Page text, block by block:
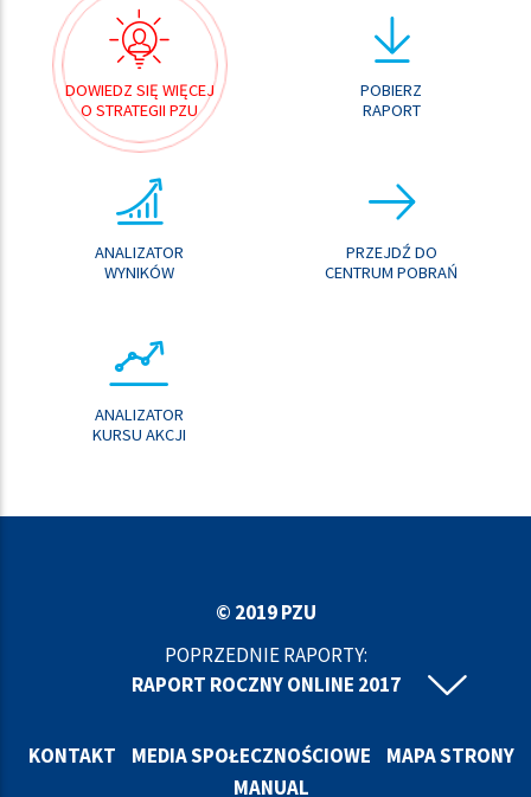
DOWIEDZ SIĘ WIĘCEJ
O STRATEGII PZU
POBIERZ
RAPORT
ANALIZATOR
WYNIKÓW
PRZEJDŹ DO
CENTRUM POBRAŃ
ANALIZATOR
KURSU AKCJI
© 2019 PZU
POPRZEDNIE RAPORTY:
RAPORT ROCZNY ONLINE 2017
RAPORT ROCZNY ONLINE 2015
RAPORT ROCZNY ONLINE 2014
KONTAKT MEDIA SPOŁECZNOŚCIOWE
MAPA STRONY
MANUAL